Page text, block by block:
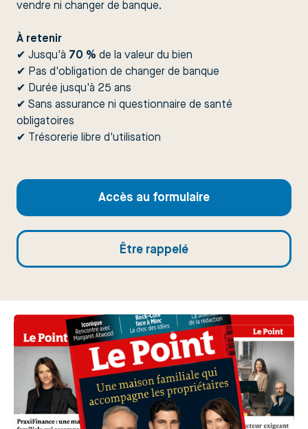
vendre ni changer de banque.
À retenir
✔ Jusqu'à 70 % de la valeur du bien
✔ Pas d'obligation de changer de banque
✔ Durée jusqu'à 25 ans
✔ Sans assurance ni questionnaire de santé
obligatoires
✔ Trésorerie libre d'utilisation
Accès au formulaire
Être rappelé